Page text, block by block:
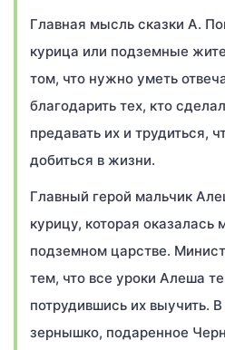
Главная мысль сказки А.
курица или подземные
том, что нужно уметь
благодарить тех, кто
предавать их и трудиться,
добиться в жизни.
Главный герой мальчик
курицу, которая оказалась
подземном царстве.
тем, что все уроки Алеша
потрудившись их выучить.
зернышко, подаренное